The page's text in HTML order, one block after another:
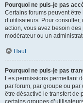
Pourquoi ne puis-je pas
Certains forums peuvent
d’utilisateurs. Pour
action, vous avez besoin
modérateur ou un
Haut
Pourquoi ne puis-je pas
Les permissions permettant
par forum, par groupe ou par
être désactivé le transfert de
certains groupes